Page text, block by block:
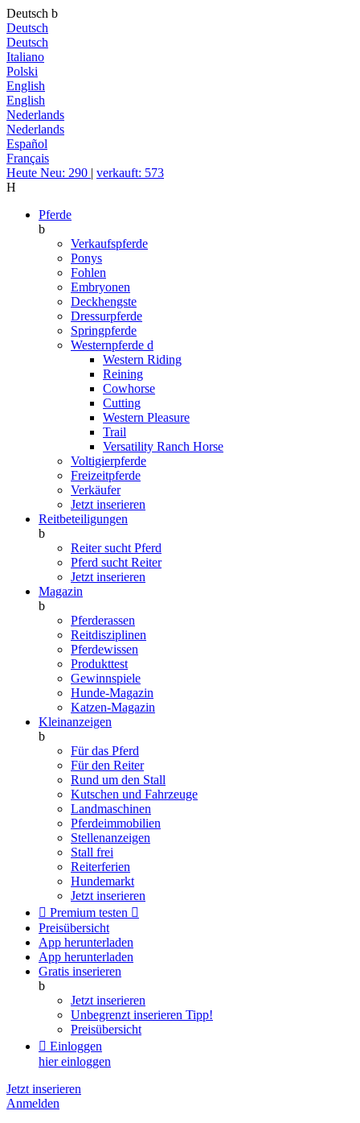
Deutsch b
Deutsch
Deutsch
Italiano
Polski
English
English
Nederlands
Nederlands
Español
Français
Heute Neu: 290 | verkauft: 573
H
Pferde
b
Verkaufspferde
Ponys
Fohlen
Embryonen
Deckhengste
Dressurpferde
Springpferde
Westernpferde d
Western Riding
Reining
Cowhorse
Cutting
Western Pleasure
Trail
Versatility Ranch Horse
Voltigierpferde
Freizeitpferde
Verkäufer
Jetzt inserieren
Reitbeteiligungen
b
Reiter sucht Pferd
Pferd sucht Reiter
Jetzt inserieren
Magazin
b
Pferderassen
Reitdisziplinen
Pferdewissen
Produkttest
Gewinnspiele
Hunde-Magazin
Katzen-Magazin
Kleinanzeigen
b
Für das Pferd
Für den Reiter
Rund um den Stall
Kutschen und Fahrzeuge
Landmaschinen
Pferdeimmobilien
Stellenanzeigen
Stall frei
Reiterferien
Hundemarkt
Jetzt inserieren
 Premium testen 
Preisübersicht
App herunterladen
App herunterladen
Gratis inserieren
b
Jetzt inserieren
Unbegrenzt inserieren Tipp!
Preisübersicht
 Einloggen
hier einloggen
Jetzt inserieren
Anmelden